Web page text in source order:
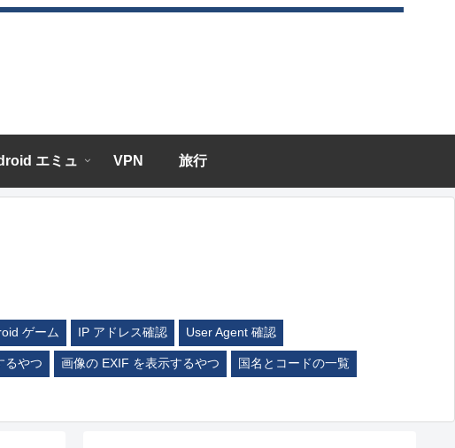
エミュ VPN 旅行
ゲーム IP アドレス確認 User Agent 確認
るやつ 画像の EXIF を表示するやつ 国名とコードの一覧